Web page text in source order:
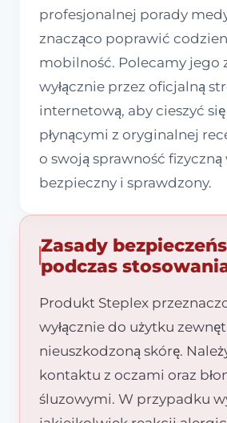
profesjonalnej porady
znacząco poprawić
mobilność. Polecamy jego
wyłącznie przez oficjalną
internetową, aby cieszyć
płynącymi z oryginalnej
o swoją sprawność fizyczną
bezpieczny i sprawdzony.
Zasady
podczas
Produkt Steplex
wyłącznie do użytku
nieuszkodzoną skórę.
kontaktu z oczami oraz
śluzowymi. W przypadku